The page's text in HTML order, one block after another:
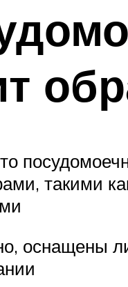
такими
оснащены